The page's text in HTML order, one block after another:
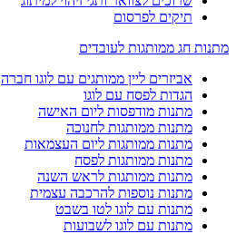
תיקים לפרסום
מתנות חג ממותגות לעובדים
אביזרים ליין ממותגים עם לוגו חברה
הגדות לפסח עם לוגו
מתנות מודפסות ליום האישה
מתנות ממותגות לחנוכה
מתנות ממותגות ליום העצמאות
מתנות ממותגות לפסח
מתנות ממותגות לראש השנה
מתנות נוספות להרכבה עצמית
מתנות עם לוגו לטו בשבט
מתנות עם לוגו לשבועות